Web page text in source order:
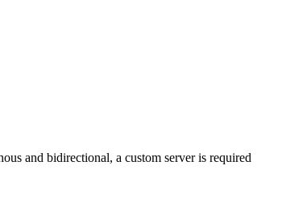
and bidirectional, a custom server is required